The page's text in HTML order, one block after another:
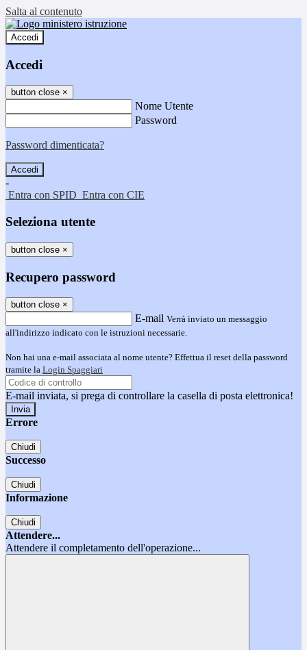
Salta al contenuto
Accedi
Accedi
button close ×
Nome Utente
Password
Password dimenticata?
-
Entra con SPID Entra con CIE
Seleziona utente
button close ×
Recupero password
button close ×
E-mail Verrà inviato un messaggio
all'indirizzo indicato con le istruzioni necessarie.
Non hai una e-mail associata al nome utente? Effettua il reset della password
tramite la Login Spaggiari
E-mail inviata, si prega di controllare la casella di posta elettronica!
Errore
Chiudi
Successo
Chiudi
Informazione
Chiudi
Attendere...
Attendere il completamento dell'operazione...